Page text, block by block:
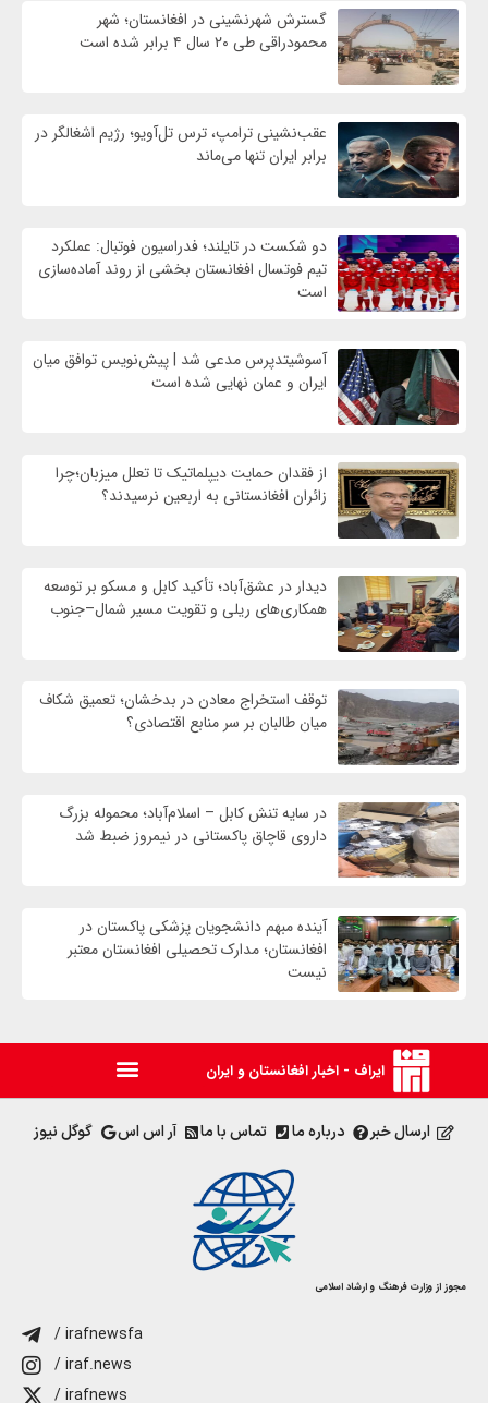
گسترش شهرنشینی در افغانستان؛ شهر
محمودراقی طی ۲۰ سال ۴ برابر شده است
عقب‌نشینی ترامپ، ترس تل‌آویو؛ رژیم اشغالگر در
برابر ایران تنها می‌ماند
دو شکست در تایلند؛ فدراسیون فوتبال: عملکرد
تیم فوتسال افغانستان بخشی از روند آماده‌سازی
است
آسوشیتدپرس مدعی شد | پیش‌نویس توافق میان
ایران و عمان نهایی شده است
از فقدان حمایت دیپلماتیک تا تعلل میزبان؛چرا
زائران افغانستانی به اربعین نرسیدند؟
دیدار در عشق‌آباد؛ تأکید کابل و مسکو بر توسعه
همکاری‌های ریلی و تقویت مسیر شمال–جنوب
توقف استخراج معادن در بدخشان؛ تعمیق شکاف
میان طالبان بر سر منابع اقتصادی؟
در سایه تنش کابل – اسلام‌آباد؛ محموله بزرگ
داروی قاچاق پاکستانی در نیمروز ضبط شد
آینده مبهم دانشجویان پزشکی پاکستان در
افغانستان؛ مدارک تحصیلی افغانستان معتبر
نیست
ایراف - اخبار افغانستان و ایران
ارسال خبر درباره ما تماس با ما آر اس اس گوگل نیوز
مجوز از وزارت فرهنگ و ارشاد اسلامی
/ irafnewsfa
/ iraf.news
/ irafnews